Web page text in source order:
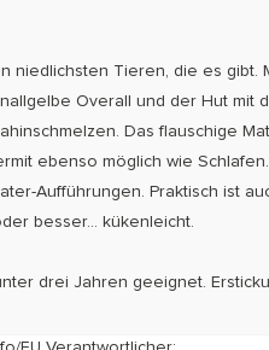
niedlichsten Tieren, die es gibt.
Overall und der Hut mit
Das flauschige
ebenso möglich wie
Aufführungen. Praktisch ist
besser... kükenleicht.
drei Jahren geeignet.